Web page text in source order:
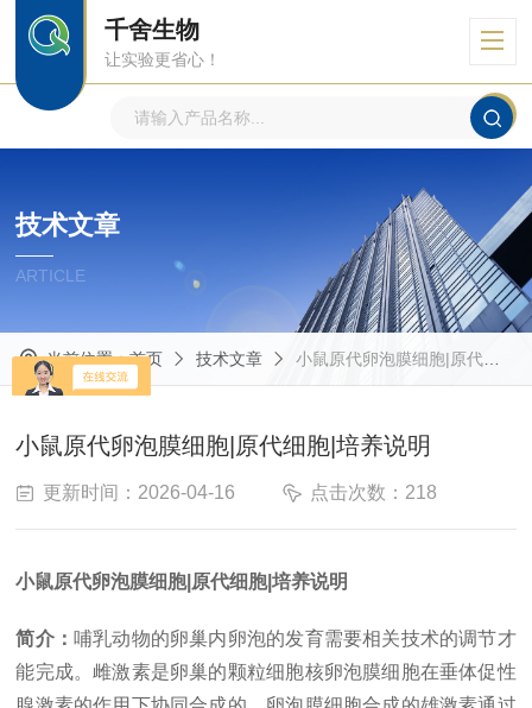
千舍生物
让实验更省心！
技术文章
ARTICLE
当前位置：首页 技术文章 小鼠原代卵泡膜细胞|原代细胞|培养说明
小鼠原代卵泡膜细胞|原代细胞|培养说明
更新时间：2026-04-16 点击次数：218
小鼠原代卵泡膜细胞|原代细胞|培养说明
简介： 哺乳动物的卵巢内卵泡的发育需要相关技术的调节才
能完成。雌激素是卵巢的颗粒细胞核卵泡膜细胞在垂体促性